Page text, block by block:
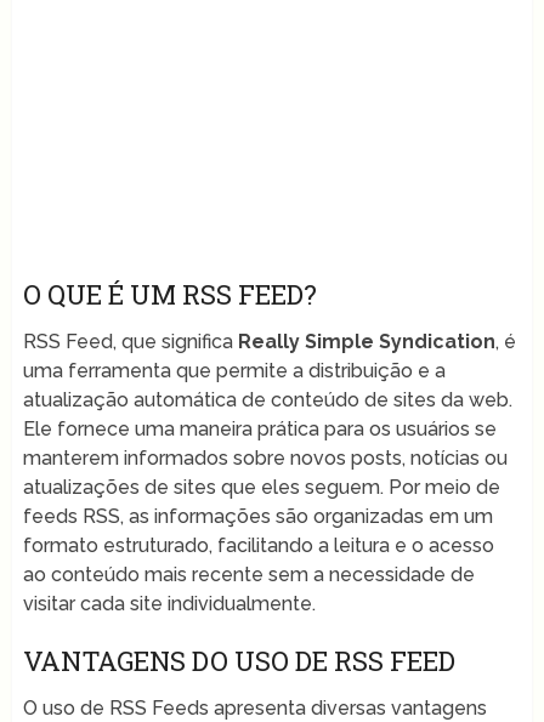
O QUE É UM RSS FEED?
RSS Feed, que significa Really Simple Syndication, é
uma ferramenta que permite a distribuição e a
atualização automática de conteúdo de sites da web.
Ele fornece uma maneira prática para os usuários se
manterem informados sobre novos posts, notícias ou
atualizações de sites que eles seguem. Por meio de
feeds RSS, as informações são organizadas em um
formato estruturado, facilitando a leitura e o acesso
ao conteúdo mais recente sem a necessidade de
visitar cada site individualmente.
VANTAGENS DO USO DE RSS FEED
O uso de RSS Feeds apresenta diversas vantagens